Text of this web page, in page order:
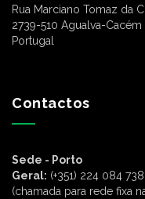
Rua Marciano Tomaz da
2739-510 Agualva-Cacém
Portugal
Contactos
Sede - Porto
Geral: (+351) 224 084 738
(chamada para rede fixa